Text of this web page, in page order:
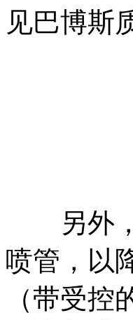
见巴博斯
另外，
喷管，以
（带受